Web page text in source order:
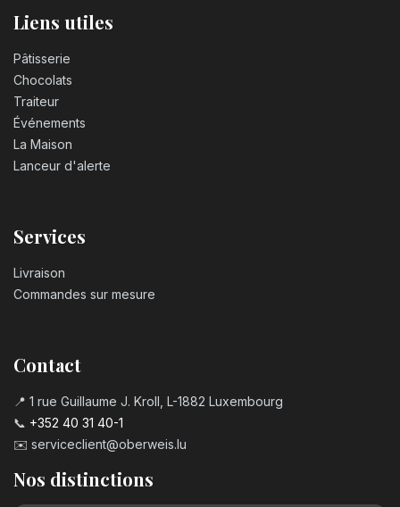
Liens utiles
Pâtisserie
Chocolats
Traiteur
Événements
La Maison
Lanceur d'alerte
Services
Livraison
Commandes sur mesure
Contact
📍 1 rue Guillaume J. Kroll, L-1882 Luxembourg
📞 +352 40 31 40-1
✉️ serviceclient@oberweis.lu
Nos distinctions